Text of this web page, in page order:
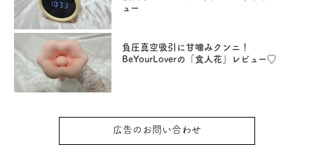
ュー
負圧真空吸引に甘噛みクンニ！
BeYourLoverの「食人花」レビュー♡
広告のお問い合わせ